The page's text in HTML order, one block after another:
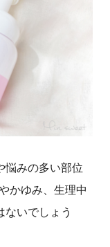
悩みの多い部位
かゆみ、生理中
ないでしょう